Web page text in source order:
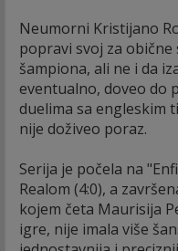
Neumorni Kristijano
popravi svoj za
šampiona, ali ne i da
eventualno, doveo do
duelima sa engleskim
nije doživeo poraz.
Serija je počela na
Realom (4:0), a
kojem četa Maurisija
igre, nije imala više